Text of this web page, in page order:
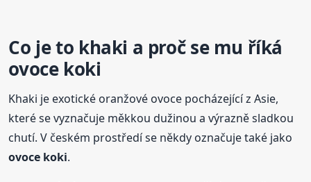
Co je to khaki a proč se mu říká
ovoce koki
Khaki je exotické oranžové ovoce pocházející z Asie,
které se vyznačuje měkkou dužinou a výrazně sladkou
chutí. V českém prostředí se někdy označuje také jako
ovoce koki.